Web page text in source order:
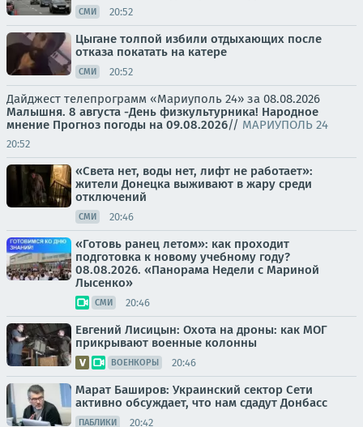
СМИ 20:52
Цыгане толпой избили отдыхающих после
отказа покатать на катере
СМИ 20:52
Дайджест телепрограмм «Мариуполь 24» за 08.08.2026
Малышня. 8 августа -День физкультурника! Народное
мнение Прогноз погоды на 09.08.2026// МАРИУПОЛЬ 24
20:52
«Света нет, воды нет, лифт не работает»:
жители Донецка выживают в жару среди
отключений
СМИ 20:46
«Готовь ранец летом»: как проходит
подготовка к новому учебному году?
08.08.2026. «Панорама Недели с Мариной
Лысенко»
СМИ 20:46
Евгений Лисицын: Охота на дроны: как МОГ
прикрывают военные колонны
ВОЕНКОРЫ 20:46
Марат Баширов: Украинский сектор Сети
активно обсуждает, что нам сдадут Донбасс
ПАБЛИКИ 20:42